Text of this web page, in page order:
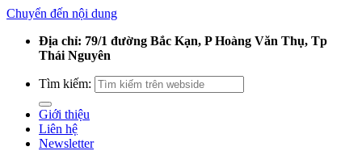
Chuyển đến nội dung
Địa chỉ: 79/1 đường Bắc Kạn, P Hoàng Văn Thụ, Tp
Thái Nguyên
Tìm kiếm:
Giới thiệu
Liên hệ
Newsletter